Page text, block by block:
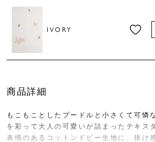
IVORY
商品詳細
もこもことしたプードルと小さくて可憐
を彩って大人の可愛いが詰まったテキス
表情のあるコットンドビー生地に、抜け